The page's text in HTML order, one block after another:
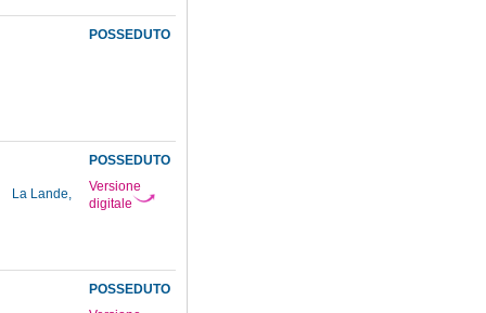
POSSEDUTO
POSSEDUTO
Versione
digitale
La Lande,
POSSEDUTO